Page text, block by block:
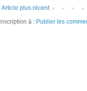
Article plus récent
Inscription à : Publier les